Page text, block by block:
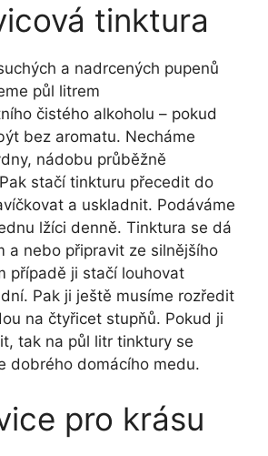
tinktura
a nadrcených pupenů
půl litrem
čistého alkoholu – pokud
bez aromatu. Necháme
nádobu průběžně
stačí tinkturu přecedit do
a uskladnit. Podáváme
lžíci denně. Tinktura se dá
a nebo připravit ze silnějšího
případě ji stačí louhovat
Pak ji ještě musíme rozředit
na čtyřicet stupňů. Pokud ji
tak na půl litr tinktury se
dobrého domácího medu.
pro krásu